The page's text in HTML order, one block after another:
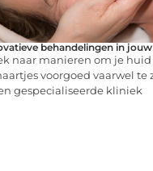
behandelingen in
naar manieren om je
voorgoed vaarwel te
gespecialiseerde kliniek